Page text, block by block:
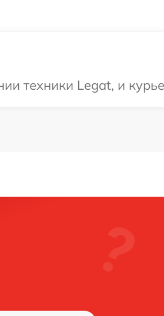
техники Legat, и